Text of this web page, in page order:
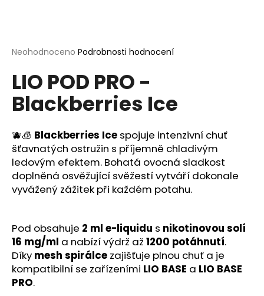
Průměrné
produktu
je
0,0
hvězdiček.
Neohodnoceno Podrobnosti hodnocení
LIO POD PRO -
Blackberries Ice
🫐🧊 Blackberries Ice spojuje intenzivní chuť
šťavnatých ostružin s příjemně chladivým
ledovým efektem. Bohatá ovocná sladkost
doplněná osvěžující svěžestí vytváří dokonale
vyvážený zážitek při každém potahu.
Pod obsahuje 2 ml e-liquidu s nikotinovou solí
16 mg/ml a nabízí výdrž až 1200 potáhnutí.
Díky mesh spirálce zajišťuje plnou chuť a je
kompatibilní se zařízeními LIO BASE a LIO BASE
PRO.
í
t
?
HLEDAT
D
o
r
u
č
u